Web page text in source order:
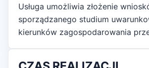
Usługa umożliwia złożenie
sporządzanego studium
kierunków zagospodarowania